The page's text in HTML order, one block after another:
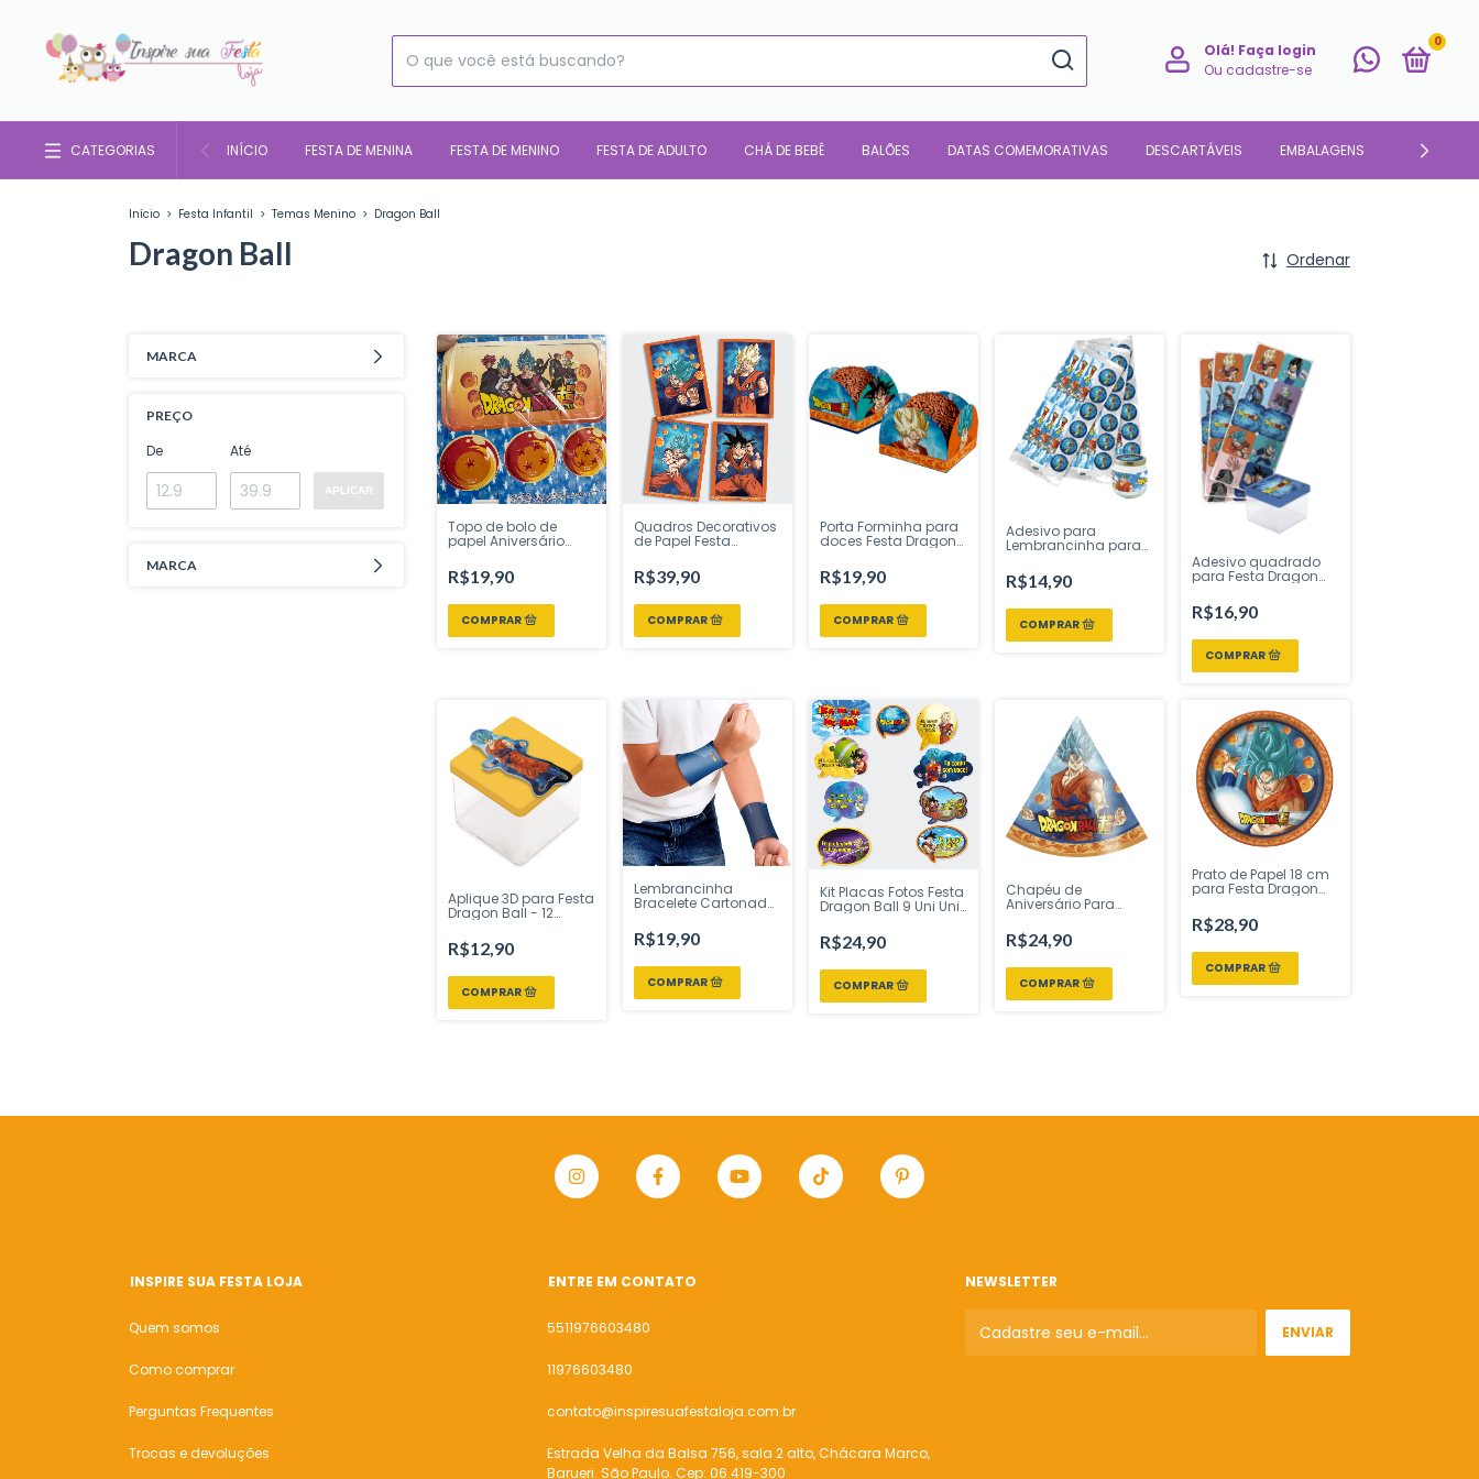
Olá! Faça login
Ou cadastre-se
0
CATEGORIAS INÍCIO FESTA DE MENINA FESTA DE MENINO FESTA DE ADULTO CHÁ DE BEBÊ BALÕES DATAS COMEMORATIVAS DESCARTÁVEIS EMBALAGENS PARA O LAR
Início > Festa Infantil > Temas Menino > Dragon Ball
Dragon Ball Ordenar
MARCA
PREÇO
De Até
APLICAR
MARCA
Topo de bolo de
papel Aniversário
Festcolor - Inspire
sua Festa Loja
R$19,90
Quadros Decorativos
de Papel Festa
Festcolor - Inspire
sua Festa Loja
R$39,90
Porta Forminha para
doces Festa Dragon
Inspire sua Festa Loja
R$19,90
Adesivo para
Lembrancinha para
36 unidades
R$14,90
Adesivo quadrado
para Festa Dragon
R$16,90
Aplique 3D para Festa
Dragon Ball - 12
R$12,90
Lembrancinha
Bracelete Cartonado
08 unidades
R$19,90
Kit Placas Fotos Festa
Dragon Ball 9 Uni Uni
sua Festa Loja
R$24,90
Chapéu de
Aniversário Para
unidades
R$24,90
Prato de Papel 18 cm
para Festa Dragon
R$28,90
INSPIRE SUA FESTA LOJA
Quem somos
Como comprar
Perguntas Frequentes
Trocas e devoluções
ENTRE EM CONTATO
5511976603480
11976603480
contato@inspiresuafestaloja.com.br
Estrada Velha da Balsa 756, sala 2 alto, Chácara Marco,
Barueri. São Paulo. Cep: 06.419-300
NEWSLETTER